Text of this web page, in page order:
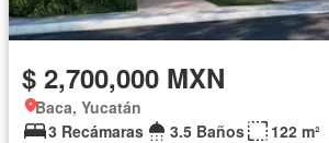
$ 2,700,000 MXN
Baca, Yucatán
3 Recámaras
3.5 Baños
122 m²